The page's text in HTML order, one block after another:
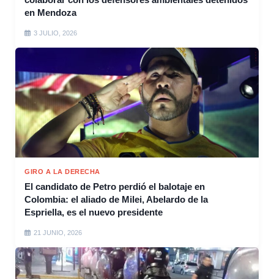
en Mendoza
3 JULIO, 2026
GIRO A LA DERECHA
El candidato de Petro perdió el balotaje en
Colombia: el aliado de Milei, Abelardo de la
Espriella, es el nuevo presidente
21 JUNIO, 2026